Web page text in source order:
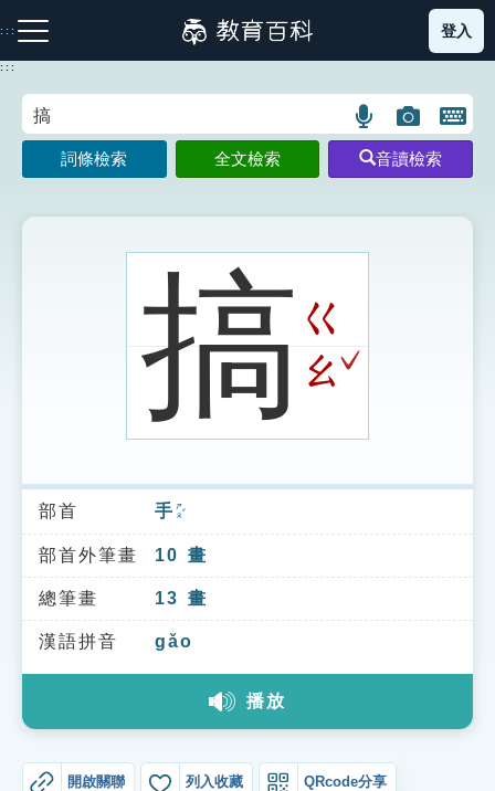
到
主
:::
注音索引圖示 筆畫索引圖示 部首索引表圖示
索引選單
知識索引
單字索引
生命大百科索引
教學應用
登入
:::
語
言
搜
示
圖
片
搜
開
鍵
圖
詞條檢索 全文檢索 音讀檢索
搞ㄍ
ㄠ ˇ
部首 手 ㄕㄡˇ
部首外筆畫 10 畫
總筆畫 13 畫
漢語拼音 gǎo
播放
開啟關聯 列入收藏 QRcode分享